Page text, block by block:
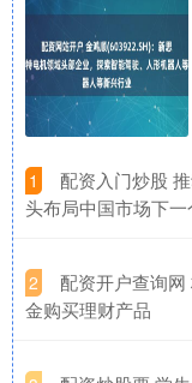
1
配资入门炒股
头布局中国市场下一
2
配资开户查询
金购买理财产品